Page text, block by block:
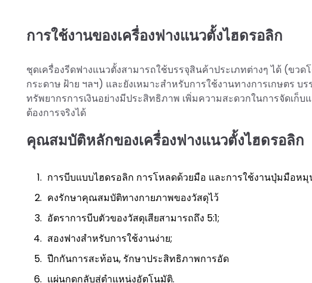
การใช้งานของเครื่องฟางแนวตั้งไฮดรอลิก
ชุดเครื่องรีดฟางแนวตั้งสามารถใช้บรรจุสินค้าประเภทต่างๆ ได้ (ขว
กระดาษ ฝ้าย ฯลฯ) และยังเหมาะสำหรับการใช้งานทางการเกษตร บ
ทรัพยากรการเงินอย่างมีประสิทธิภาพ เพิ่มความสะดวกในการจัดเ
ต้องการจริงได้
คุณสมบัติหลักของเครื่องฟางแนวตั้งไฮดรอลิก
การบีบแบบไฮดรอลิก การโหลดด้วยมือ และการใช้งานปุ่มมือหมุ
คงรักษาคุณสมบัติทางกายภาพของวัสดุไว้
อัตราการบีบตัวของวัสดุเสียสามารถถึง 5:1;
สองฟางสำหรับการใช้งานง่าย;
ปีกกันการสะท้อน, รักษาประสิทธิภาพการอัด
แผ่นกดกลับสู่ตำแหน่งอัตโนมัติ.